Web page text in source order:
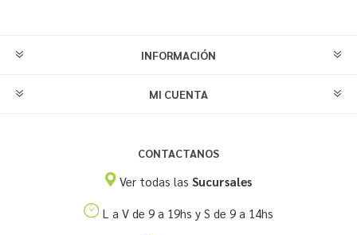
INFORMACIÓN
MI CUENTA
CONTACTANOS
Ver todas las Sucursales
L a V de 9 a 19hs y S de 9 a 14hs